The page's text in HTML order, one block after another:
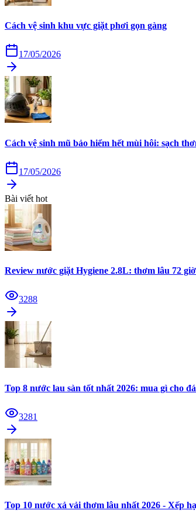
Cách vệ sinh khu vực giặt phơi gọn gàng
17/05/2026
Cách vệ sinh mũ bảo hiểm hết mùi hôi: sạch
17/05/2026
Bài viết hot
Review nước giặt Hygiene 2.8L: thơm lâu 72
3288
Top 8 nước lau sàn tốt nhất 2026: mua gì cho
3281
Top 10 nước xả vải thơm lâu nhất 2026 - Xếp